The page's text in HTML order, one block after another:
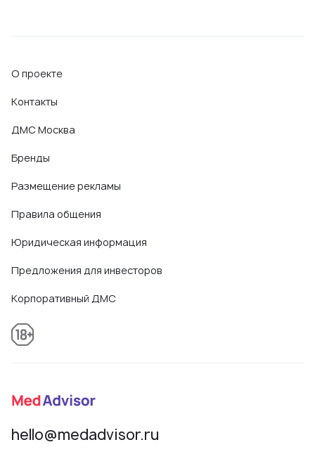
О проекте
Контакты
ДМС Москва
Бренды
Размещение рекламы
Правила общения
Юридическая информация
Предложения для инвесторов
Корпоративный ДМС
hello@medadvisor.ru